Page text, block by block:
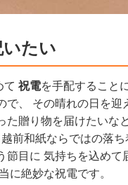
たい
て 祝電を手配すること
、 その晴れの日を迎
贈り物を届けたいな
前和紙ならではの落
目に 気持ちを込めて
に絶妙な祝電です。